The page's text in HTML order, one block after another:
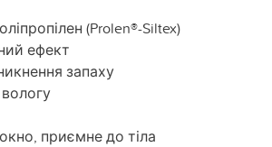
(Prolen®-Siltex)
ефект
запаху
приємне до тіла